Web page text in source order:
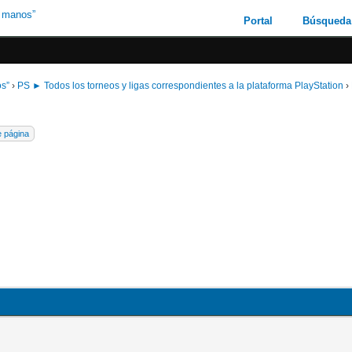
Portal Búsqueda
› PS ► Todos los torneos y ligas correspondientes a la plataforma PlayStation ›